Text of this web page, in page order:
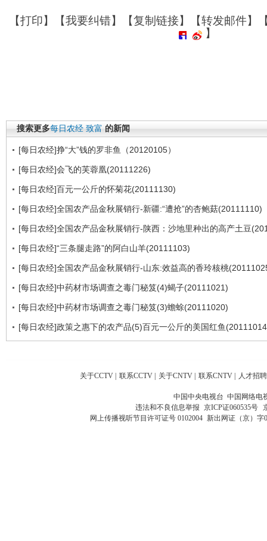
【打印】【我要纠错】【复制链接】【转发邮件】
】
搜索更多每日农经 致富 的新闻
[每日农经]挣“大”钱的罗非鱼（20120105）
[每日农经]会飞的芙蓉凰(20111226)
[每日农经]百元一公斤的怀菊花(20111130)
[每日农经]全国农产品金秋展销行-新疆:“遭抢”的杏鲍菇(20111110)
[每日农经]全国农产品金秋展销行-陕西：沙地里种出的高产土豆
[每日农经]“三条腿走路”的阿白山羊(20111103)
[每日农经]全国农产品金秋展销行-山东:效益高的香玲核桃
[每日农经]中药材市场调查之毒门秘笈(4)蝎子(20111021)
[每日农经]中药材市场调查之毒门秘笈(3)蟾蜍(20111020)
[每日农经]政策之惠下的农产品(5)百元一公斤的美国红鱼
关于CCTV | 联系CCTV | 关于CNTV | 联系CNTV | 人才招聘
中国中央电视台 中国网络电
违法和不良信息举报 京ICP证060535号
网上传播视听节目许可证号 0102004 新出网证（京）